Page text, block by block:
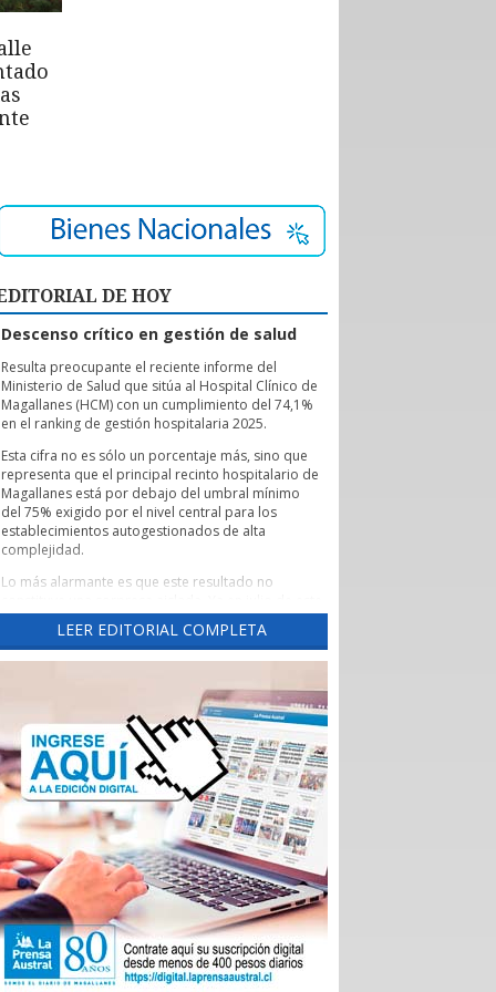
DE HOY
Descenso crítico en gestión de salud
Resulta preocupante el reciente informe del
Ministerio de Salud que sitúa al Hospital Clínico de
Magallanes (HCM) con un cumplimiento del 74,1%
en el ranking de gestión hospitalaria 2025.
Esta cifra no es sólo un porcentaje más, sino que
representa que el principal recinto hospitalario de
Magallanes está por debajo del umbral mínimo
del 75% exigido por el nivel central para los
establecimientos autogestionados de alta
complejidad.
Lo más alarmante es que este resultado no
año este diario había advertido una tendencia
preocupante, cuando un reporte de la Evaluación
de los Establecimientos Autogestionados en Red
región con un crítico 65,3% de cumplimiento al
corte de abril de 2026.
Un aspecto preocupante de aquel reporte fue la
brusca caída del indicador las Garantías Explícitas
de Salud (Ges), que otorga cobertura obligatoria a
través de Fonasa e Isapres para 90 problemas de
sanitarios, “asegurando” derechos claros de
atención médica.
Durante el año pasado, este indicador se mantuvo
en alrededor del 90%, pero cayó de 92,7% en
noviembre a 74% en diciembre, para desplomarse
a 34,3% en enero.
En aquella ocasión, las autoridades locales
atribuyeron el deterioro a problemas
LEER EDITORIAL COMPLETA